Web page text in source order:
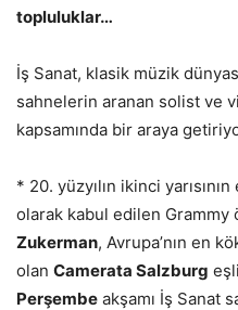
topluluklar…
İş Sanat, klasik müzik
sahnelerin aranan solist ve
kapsamında bir araya
* 20. yüzyılın ikinci
olarak kabul edilen Grammy
Zukerman, Avrupa’nın en
olan Camerata Salzburg
Perşembe akşamı İş Sanat